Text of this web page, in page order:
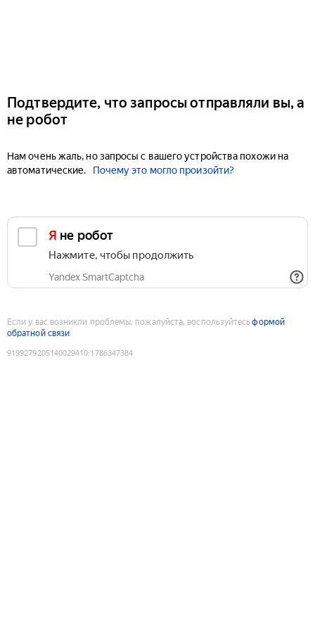
Подтвердите, что запросы отправляли вы, а
не робот
Нам очень жаль, но запросы с вашего устройства похожи на
автоматические.
Почему это могло произойти?
Я не робот
Нажмите, чтобы продолжить
Yandex SmartCaptcha
Если у вас возникли проблемы, пожалуйста, воспользуйтесьформой
обратной связи
9199279205140029410:1786347384